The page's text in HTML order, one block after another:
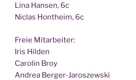
Lina Han­sen, 6c
Nic­las Hont­heim, 6c
Freie Mit­ar­bei­ter:
Iris Hilden
Caro­lin Broy
Andrea Berger-Jaroszewski